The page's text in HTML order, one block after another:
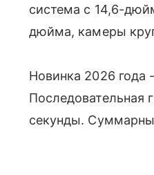
система с 14,6-
дюйма, камеры
Новинка 2026 года
Последовательная
секунды.